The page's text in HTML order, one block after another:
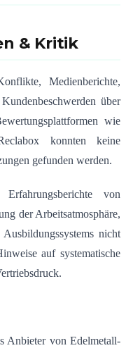
& Kritik
Medienberichte,
über
wie
konnten keine
gefunden werden.
von
der Arbeitsatmosphäre,
nicht
auf systematische
Anbieter von Edelmetall-